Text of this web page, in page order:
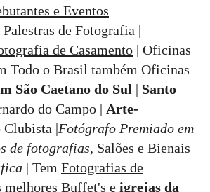
e Eventos
Palestras de Fotografia |
de Casamento | Oficinas
Todo o Brasil também Oficinas
São Caetano do Sul | Santo
do Campo | Arte-
Clubista |Fotógrafo Premiado em
de fotografias, Salões e Bienais
| Tem Fotografias de
melhores Buffet's e igrejas da